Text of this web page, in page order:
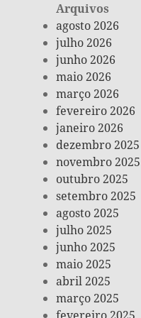
Arquivos
agosto 2026
julho 2026
junho 2026
maio 2026
março 2026
fevereiro 2026
janeiro 2026
dezembro 2025
novembro 2025
outubro 2025
setembro 2025
agosto 2025
julho 2025
junho 2025
maio 2025
abril 2025
março 2025